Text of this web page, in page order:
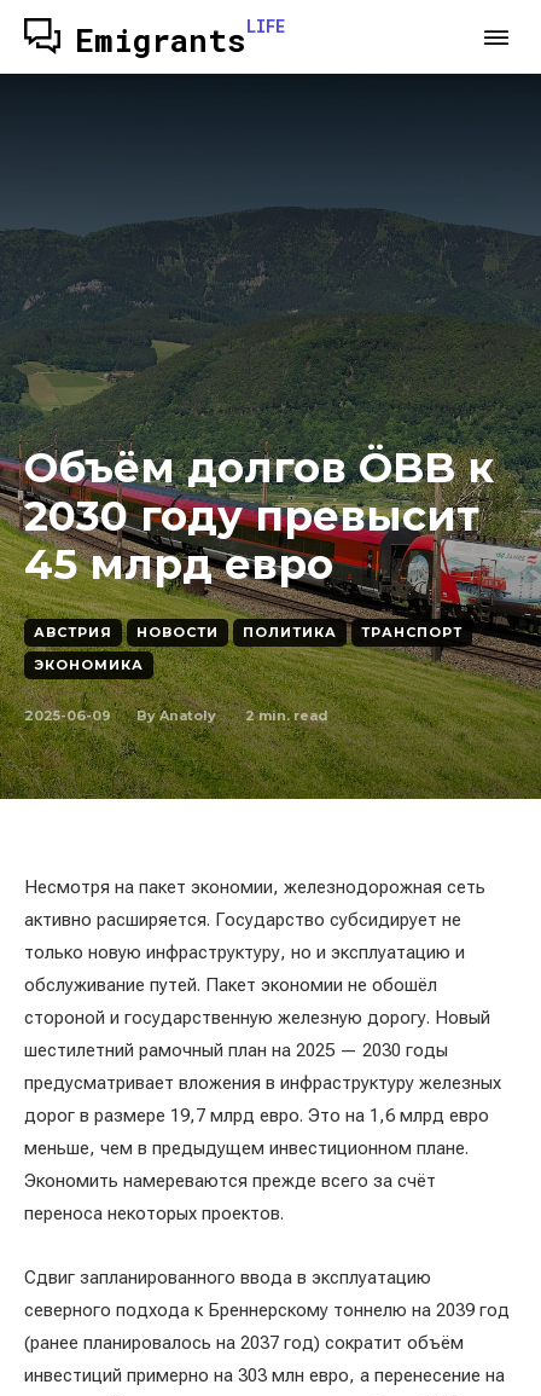
EmigrantsLIFE
Объём долгов ÖBB к
2030 году превысит
45 млрд евро
АВСТРИЯ НОВОСТИ ПОЛИТИКА
ТРАНСПОРТ
ЭКОНОМИКА
2025-06-09 By Anatoly 2min. read
Несмотря на пакет экономии, железнодорожная сеть
активно расширяется. Государство субсидирует не
только новую инфраструктуру, но и эксплуатацию и
обслуживание путей. Пакет экономии не обошёл
стороной и государственную железную дорогу. Новый
шестилетний рамочный план на 2025 — 2030 годы
предусматривает вложения в инфраструктуру железных
дорог в размере 19,7 млрд евро. Это на 1,6 млрд евро
меньше, чем в предыдущем инвестиционном плане.
Экономить намереваются прежде всего за счёт
переноса некоторых проектов.
Сдвиг запланированного ввода в эксплуатацию
северного подхода к Бреннерскому тоннелю на 2039 год
(ранее планировалось на 2037 год) сократит объём
инвестиций примерно на 303 млн евро, а перенесение на